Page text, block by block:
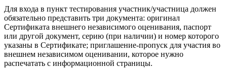
Для входа в пункт тестирования участник/участница должен
обязательно представить три документа: оригинал
Сертификата внешнего независимого оценивания, паспорт
или другой документ, серию (при наличии) и номер которого
указаны в Сертификате; приглашение-пропуск для участия во
внешнем независимом оценивании, которое нужно
распечатать с информационной страницы.